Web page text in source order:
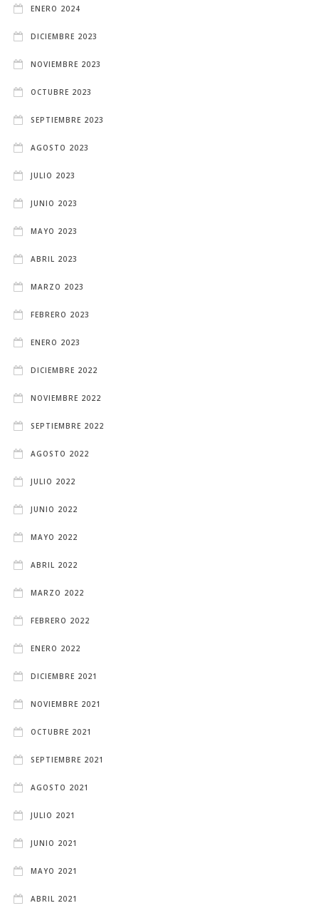
ENERO 2024
DICIEMBRE 2023
NOVIEMBRE 2023
OCTUBRE 2023
SEPTIEMBRE 2023
AGOSTO 2023
JULIO 2023
JUNIO 2023
MAYO 2023
ABRIL 2023
MARZO 2023
FEBRERO 2023
ENERO 2023
DICIEMBRE 2022
NOVIEMBRE 2022
SEPTIEMBRE 2022
AGOSTO 2022
JULIO 2022
JUNIO 2022
MAYO 2022
ABRIL 2022
MARZO 2022
FEBRERO 2022
ENERO 2022
DICIEMBRE 2021
NOVIEMBRE 2021
OCTUBRE 2021
SEPTIEMBRE 2021
AGOSTO 2021
JULIO 2021
JUNIO 2021
MAYO 2021
ABRIL 2021